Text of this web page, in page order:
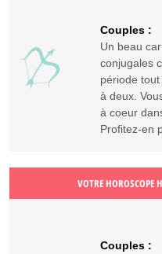
Couples :
Un beau
conjugales
période
à deux.
à coeur
Profitez-en
VOTRE HOROSCOPE
Couples :